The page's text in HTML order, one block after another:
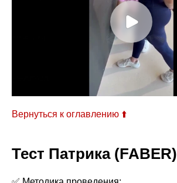
Вернуться к оглавлению ⬆️
Тест Патрика (FABER)